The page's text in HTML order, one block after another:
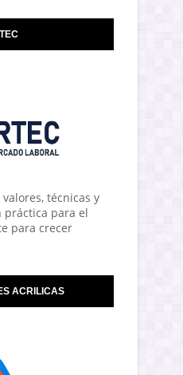
técnicas y
práctica para el
para crecer
ACRILICAS